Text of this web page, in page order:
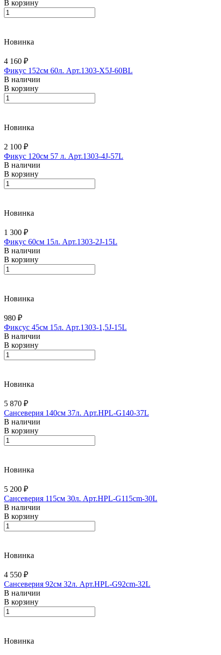
В корзину
Новинка
4 160 ₽
Фикус 152см 60л. Арт.1303-X5J-60BL
В наличии
В корзину
Новинка
2 100 ₽
Фикус 120см 57 л. Арт.1303-4J-57L
В наличии
В корзину
Новинка
1 300 ₽
Фикус 60см 15л. Арт.1303-2J-15L
В наличии
В корзину
Новинка
980 ₽
Фиксус 45см 15л. Арт.1303-1,5J-15L
В наличии
В корзину
Новинка
5 870 ₽
Сансеверия 140см 37л. Арт.HPL-G140-37L
В наличии
В корзину
Новинка
5 200 ₽
Сансеверия 115см 30л. Арт.HPL-G115cm-30L
В наличии
В корзину
Новинка
4 550 ₽
Сансеверия 92см 32л. Арт.HPL-G92cm-32L
В наличии
В корзину
Новинка